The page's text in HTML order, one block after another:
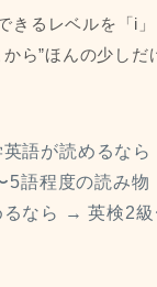
きるレベルを「i」
ら”ほんの少しだ
英語が読めるな
5語程度の読み物
るなら → 英検2級